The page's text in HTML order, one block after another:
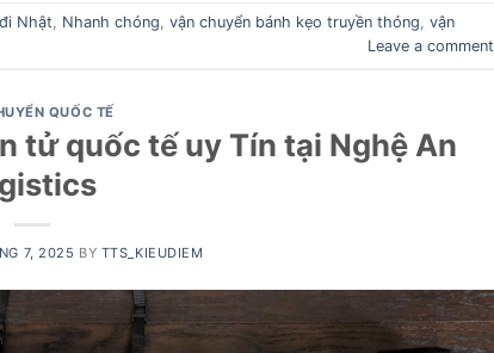
Nhật, Nhanh chóng, vận chuyển bánh kẹo truyền thóng, vận
Leave a comment
QUỐC TẾ
tử quốc tế uy Tín tại Nghệ An
7, 2025 BY TTS_KIEUDIEM